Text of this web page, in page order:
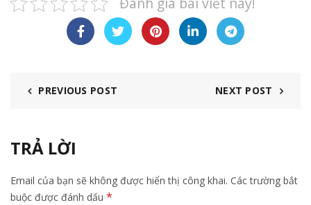
PREVIOUS POST NEXT POST
TRẢ LỜI
Email của bạn sẽ không được hiển thị công khai. Các trường bắt
buộc được đánh dấu *